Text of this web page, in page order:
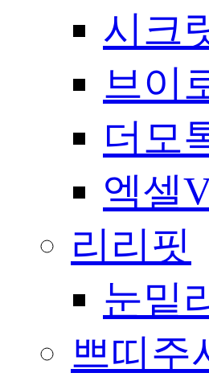
시크
브이
더모
엑셀
리리핏
눈밑
쁘띠주